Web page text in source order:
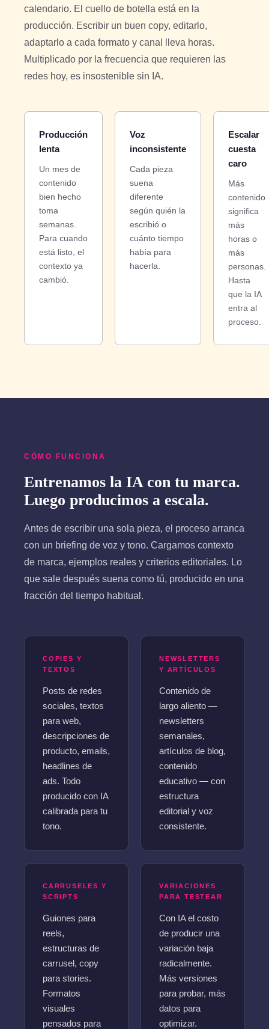
calendario. El cuello de botella está en la
producción. Escribir un buen copy, editarlo,
adaptarlo a cada formato y canal lleva horas.
Multiplicado por la frecuencia que requieren las
redes hoy, es insostenible sin IA.
Producción
lenta
Un mes de
contenido
bien hecho
toma
semanas.
Para cuando
está listo, el
contexto ya
cambió.
Voz
inconsistente
Cada pieza
suena
diferente
según quién la
escribió o
cuánto tiempo
había para
hacerla.
Escalar
cuesta
caro
Más
contenido
significa
más
horas o
más
personas.
Hasta
que la IA
entra al
proceso.
CÓMO FUNCIONA
Entrenamos la IA con tu marca.
Luego producimos a escala.
Antes de escribir una sola pieza, el proceso arranca
con un briefing de voz y tono. Cargamos contexto
de marca, ejemplos reales y criterios editoriales. Lo
que sale después suena como tú, producido en una
fracción del tiempo habitual.
COPIES Y
TEXTOS
Posts de redes
sociales, textos
para web,
descripciones de
producto, emails,
headlines de
ads. Todo
producido con IA
calibrada para tu
tono.
NEWSLETTERS
Y ARTÍCULOS
Contenido de
largo aliento —
newsletters
semanales,
artículos de blog,
contenido
educativo — con
estructura
editorial y voz
consistente.
CARRUSELES Y
SCRIPTS
Guiones para
reels,
estructuras de
carrusel, copy
para stories.
Formatos
visuales
pensados para
VARIACIONES
PARA TESTEAR
Con IA el costo
de producir una
variación baja
radicalmente.
Más versiones
para probar, más
datos para
optimizar.